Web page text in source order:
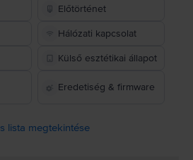
Előtörténet
Hálózati kapcsolat
Külső esztétikai állapot
Eredetiség & firmware
lista megtekintése